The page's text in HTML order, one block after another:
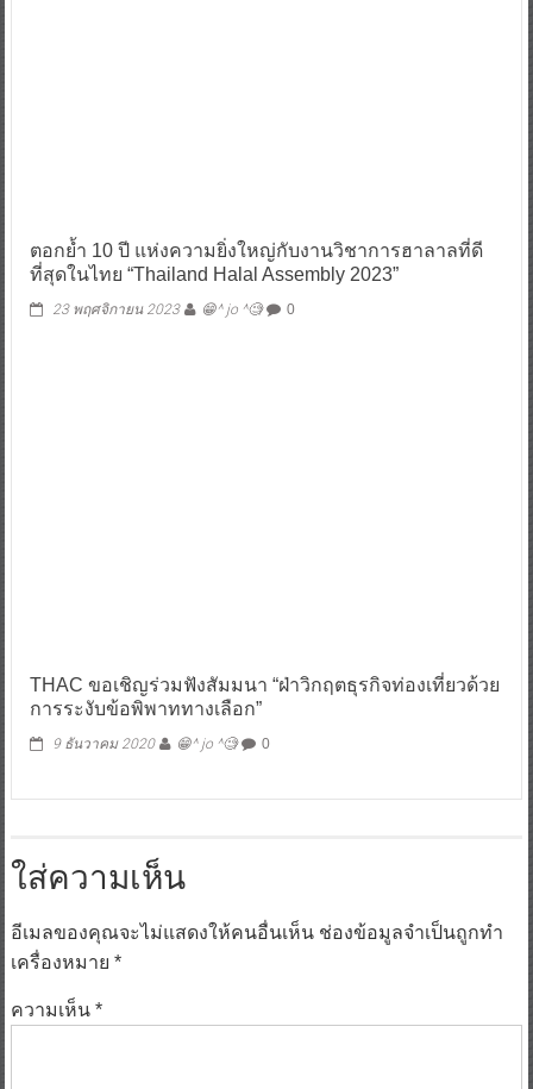
ที่สุดในไทย “Thailand Halal Assembly 2023”
23 พฤศจิกายน 2023 😁^ jo ^🧐 0
การระงับข้อพิพาททางเลือก”
9 ธันวาคม 2020 😁^ jo ^🧐
ใส่ความเห็น
เครื่องหมาย*